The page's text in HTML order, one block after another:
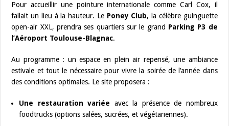
Pour accueillir une pointure internationale comme Carl Cox, il
fallait un lieu à la hauteur. Le Poney Club, la célèbre guinguette
open-air XXL, prendra ses quartiers sur le grand Parking P3 de
l’Aéroport Toulouse-Blagnac.
Au programme : un espace en plein air repensé, une ambiance
estivale et tout le nécessaire pour vivre la soirée de l’année dans
des conditions optimales. Le site proposera :
Une restauration variée avec la présence de nombreux
foodtrucks (options salées, sucrées, et végétariennes).